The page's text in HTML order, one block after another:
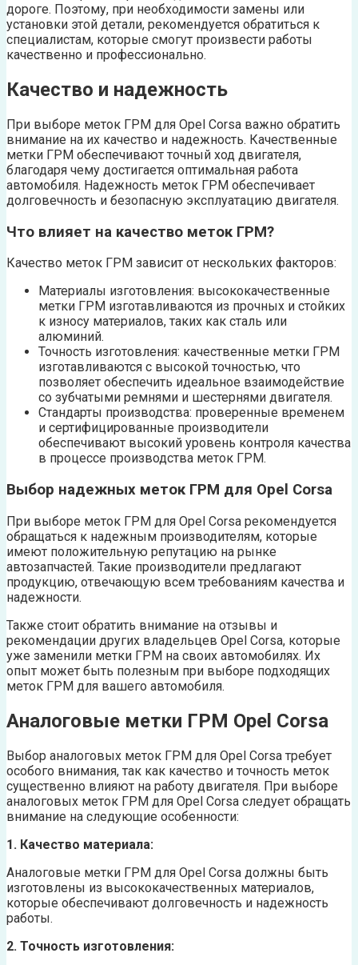
дороге. Поэтому, при необходимости замены или
установки этой детали, рекомендуется обратиться к
специалистам, которые смогут произвести работы
качественно и профессионально.
Качество и надежность
При выборе меток ГРМ для Opel Corsa важно обратить
внимание на их качество и надежность. Качественные
метки ГРМ обеспечивают точный ход двигателя,
благодаря чему достигается оптимальная работа
автомобиля. Надежность меток ГРМ обеспечивает
долговечность и безопасную эксплуатацию двигателя.
Что влияет на качество меток ГРМ?
Качество меток ГРМ зависит от нескольких факторов:
Материалы изготовления: высококачественные
метки ГРМ изготавливаются из прочных и стойких
к износу материалов, таких как сталь или
алюминий.
Точность изготовления: качественные метки ГРМ
изготавливаются с высокой точностью, что
позволяет обеспечить идеальное взаимодействие
со зубчатыми ремнями и шестернями двигателя.
Стандарты производства: проверенные временем
и сертифицированные производители
обеспечивают высокий уровень контроля качества
в процессе производства меток ГРМ.
Выбор надежных меток ГРМ для Opel Corsa
При выборе меток ГРМ для Opel Corsa рекомендуется
обращаться к надежным производителям, которые
имеют положительную репутацию на рынке
автозапчастей. Такие производители предлагают
продукцию, отвечающую всем требованиям качества и
надежности.
Также стоит обратить внимание на отзывы и
рекомендации других владельцев Opel Corsa, которые
уже заменили метки ГРМ на своих автомобилях. Их
опыт может быть полезным при выборе подходящих
меток ГРМ для вашего автомобиля.
Аналоговые метки ГРМ Opel Corsa
Выбор аналоговых меток ГРМ для Opel Corsa требует
особого внимания, так как качество и точность меток
существенно влияют на работу двигателя. При выборе
аналоговых меток ГРМ для Opel Corsa следует обращать
внимание на следующие особенности:
1. Качество материала:
Аналоговые метки ГРМ для Opel Corsa должны быть
изготовлены из высококачественных материалов,
которые обеспечивают долговечность и надежность
работы.
2. Точность изготовления: